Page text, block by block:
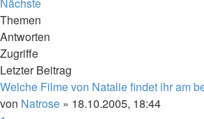
Themen
Antworten
Zugriffe
Letzter Beitrag
Welche Filme von Natalie findet ihr am
von Natrose » 18.10.2005, 18:44